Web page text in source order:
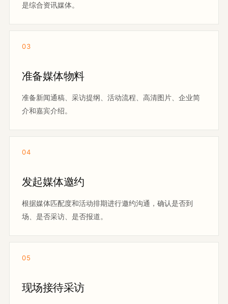
是综合资讯媒体。
03
准备媒体物料
准备新闻通稿、采访提纲、活动流程、高清图片、企业简
介和嘉宾介绍。
04
发起媒体邀约
根据媒体匹配度和活动排期进行邀约沟通，确认是否到
场、是否采访、是否报道。
05
现场接待采访